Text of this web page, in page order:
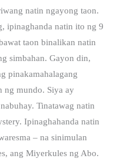
natin ngayong taon.
ipinaghanda natin ito ng 9
taon binalikan natin
simbahan. Gayon din,
pinakamahalagang
ng mundo. Siya ay
Tinatawag natin
Ipinaghahanda natin
– na sinimulan
ang Miyerkules ng Abo.